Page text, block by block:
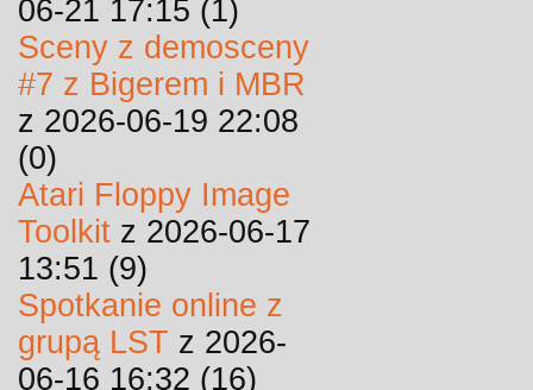
06-21 17:15 (1)
Sceny z demosceny
#7 z Bigerem i MBR
z 2026-06-19 22:08
(0)
Atari Floppy Image
Toolkit z 2026-06-17
13:51 (9)
Spotkanie online z
grupą LST z 2026-
06-16 16:32 (16)